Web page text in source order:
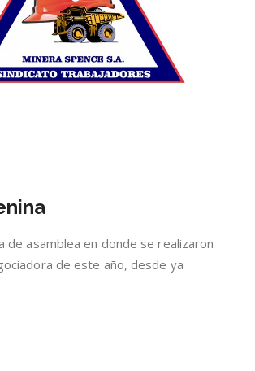
de asamblea en donde se realizaron
de este año, desde ya